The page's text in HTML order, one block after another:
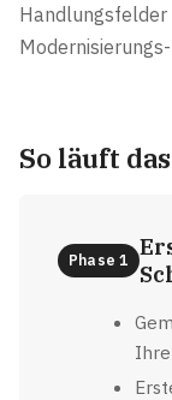
So läuft
Phase 1